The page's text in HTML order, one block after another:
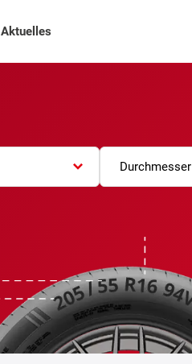
Aktuelles
Durchmesser